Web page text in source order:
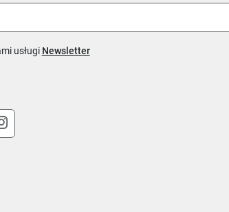
usługi Newsletter
się w nowym oknie
się w nowym oknie
otworzy się w nowym oknie
link otworzy się w nowym oknie
Uwaga, link otworzy się w nowym oknie